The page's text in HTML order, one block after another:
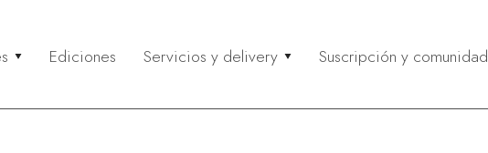
Gourmet Comunidad CMAG
Ediciones Servicios y delivery
Servicios y delivery
Suscripción y comunidad